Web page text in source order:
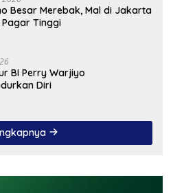
Besar Merebak, Mal di Jakarta
Pagar Tinggi
BI Perry Warjiyo
Diri